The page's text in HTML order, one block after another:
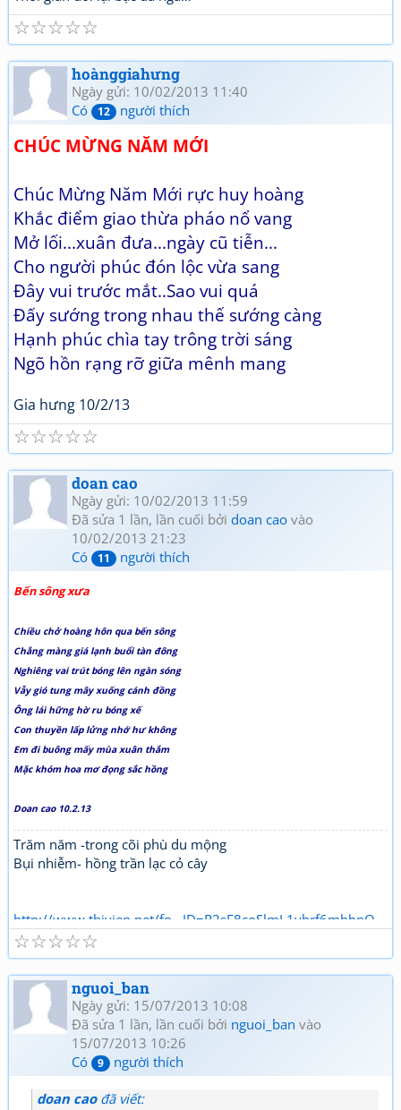
☆
☆
☆
☆
☆
hoànggiahưng
Ngày gửi: 10/02/2013 11:40
Có
12 người thích
CHÚC MỪNG NĂM MỚI
Chúc Mừng Năm Mới rực huy hoàng
Khắc điểm giao thừa pháo nổ vang
Mở lối...xuân đưa...ngày cũ tiễn...
Cho người phúc đón lộc vừa sang
Đây vui trước mắt..Sao vui quá
Đấy sướng trong nhau thế sướng càng
Hạnh phúc chìa tay trông trời sáng
Ngõ hồn rạng rỡ giữa mênh mang
Gia hưng 10/2/13
☆
☆
☆
☆
☆
doan cao
Ngày gửi: 10/02/2013 11:59
Đã sửa 1 lần, lần cuối bởi doan cao vào
10/02/2013 21:23
Có
11 người thích
Bến sông xưa
Chiều chở hoàng hôn qua bến sông
Chẳng màng giá lạnh buổi tàn đông
Nghiêng vai trút bóng lên ngàn sóng
Vẫy gió tung mây xuống cánh đồng
Ông lái hững hờ ru bóng xế
Con thuyền lấp lửng nhớ hư không
Em đi buông mấy mùa xuân thắm
Mặc khóm hoa mơ đọng sắc hồng
Doan cao 10.2.13
Trăm năm -trong cõi phù du mộng
Bụi nhiễm- hồng trần lạc cỏ cây
http://www.thivien.net/fo...ID=R2sE8coSlmL1vbrf6mbbnQ
☆
☆
☆
☆
☆
nguoi_ban
Ngày gửi: 15/07/2013 10:08
Đã sửa 1 lần, lần cuối bởi nguoi_ban vào
15/07/2013 10:26
Có
9 người thích
doan caođã viết: